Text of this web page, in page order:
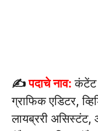
✍पदाचे नाव: कंटेंट
ग्राफिक एडिटर,
लायब्ररी असिस्टंट,